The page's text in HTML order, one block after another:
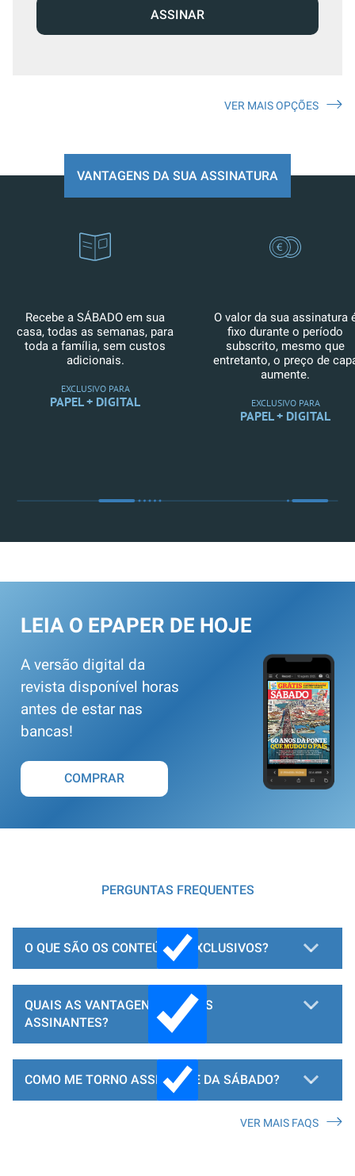
ASSINAR
VER MAIS OPÇÕES
VANTAGENS DA SUA ASSINATURA
Recebe a SÁBADO em sua
casa, todas as semanas, para
toda a família, sem custos
adicionais.
EXCLUSIVO PARA
PAPEL + DIGITAL
O valor da sua assinatura
fixo durante o período
subscrito, mesmo que
entretanto, o preço de
aumente.
EXCLUSIVO PARA
PAPEL + DIGITAL
LEIA O EPAPER DE HOJE
A versão digital da
revista disponível horas
antes de estar nas
bancas!
COMPRAR
PERGUNTAS FREQUENTES
O QUE SÃO OS CONTEÚDOS EXCLUSIVOS?
QUAIS AS VANTAGENS PARA OS
ASSINANTES?
COMO ME TORNO ASSINANTE DA SÁBADO?
VER MAIS FAQS